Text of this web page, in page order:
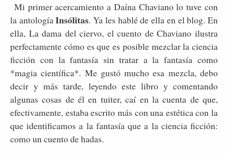
Mi primer acercamiento a Daína Chaviano lo tuve con
la antologíaInsólitas. Ya les hablé de ella en el blog. En
ella, La dama del ciervo, el cuento de Chaviano ilustra
perfectamente cómo es que es posible mezclar la ciencia
ficción con la fantasía sin tratar a la fantasía como
*magia científica*. Me gustó mucho esa mezcla, debo
decir y más tarde, leyendo este libro y comentando
algunas cosas de él en tuiter, caí en la cuenta de que,
efectivamente, estaba escrito más con una estética con la
que identificamos a la fantasía que a la ciencia ficción:
como un cuento de hadas.